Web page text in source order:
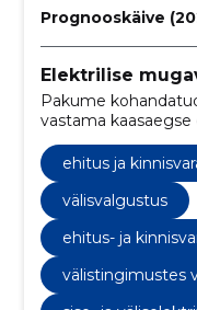
Prognooskäive
Elektrilise
Pakume
vastama
ja mitmekesistele
ehitus ja
välisvalgustus
ehitus- ja
välistingimustes